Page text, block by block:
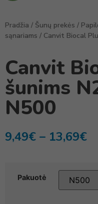
Pradžia / Šunų prekės /
sąnariams / Canvit Biocal
Canvit
šunims
N500
9,49€ – 13,69€
Pakuotė